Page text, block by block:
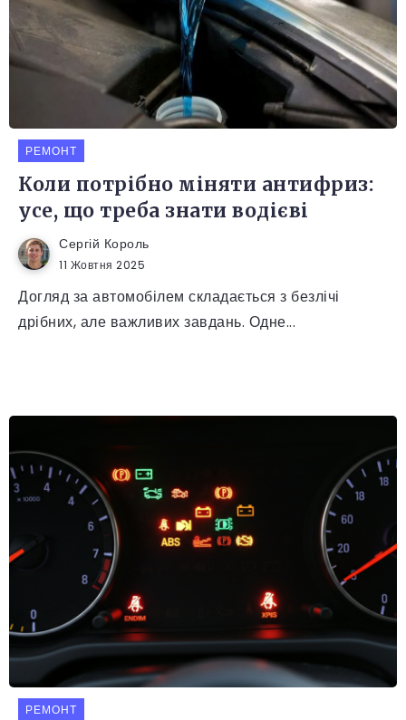
РЕМОНТ
Коли потрібно міняти антифриз:
усе, що треба знати водієві
Сергій Король
11 Жовтня 2025
Догляд за автомобілем складається з безлічі
дрібних, але важливих завдань. Одне...
РЕМОНТ